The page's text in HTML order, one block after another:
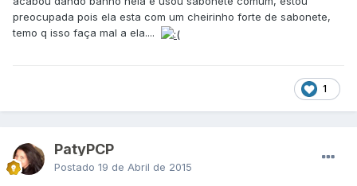
preocupada pois ela esta com um cheirinho forte de sabonete,
temo q isso faça mal a ela....
1
PatyPCP
Postado 19 de Abril de 2015